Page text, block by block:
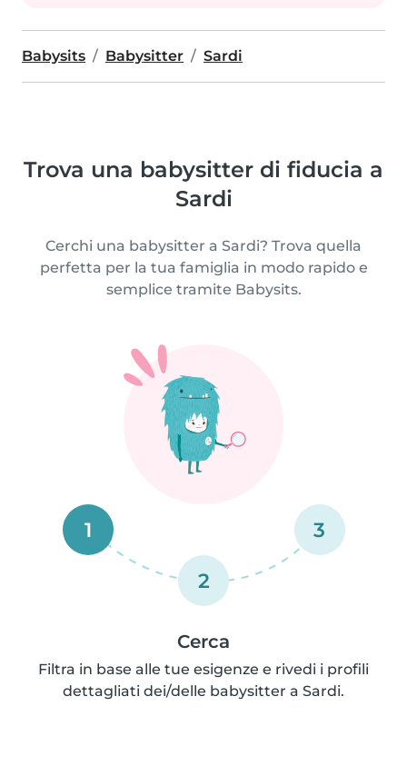
Babysits Babysitter Sardi
Trova una babysitter di fiducia a
Sardi
Cerchi una babysitter a Sardi? Trova quella
perfetta per la tua famiglia in modo rapido e
semplice tramite Babysits.
1
2
3
Cerca
Filtra in base alle tue esigenze e rivedi i profili
dettagliati dei/delle babysitter a Sardi.